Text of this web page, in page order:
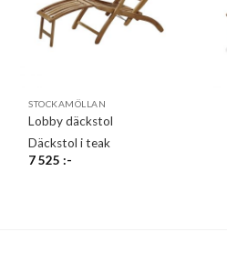
STOCKAMÖLLAN
Lobby däckstol
Däckstol i teak
7 525:-